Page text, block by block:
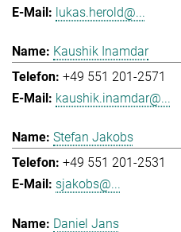
lukas.herold@...
Kaushik Inamdar
+49 551 201-2571
kaushik.inamdar@...
Stefan Jakobs
+49 551 201-2531
sjakobs@...
Daniel Jans